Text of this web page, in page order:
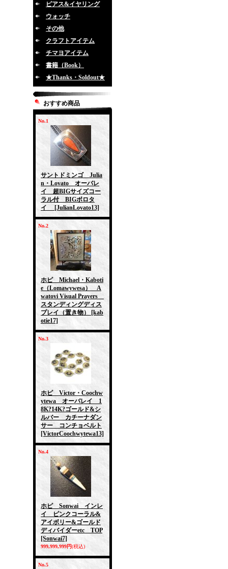
ピアス&イヤリング
ウォッチ
その他
クラフトアイテム
チマヨアイテム
書籍（Book）
★Thanks・Soldout★
おすすめ商品
No.1
サントドミンゴ Julia
n・Lovato オーバレ
イ 超BIGサイズコー
ラル付 BIGボロタ
イ
[JulianLovato13]
No.2
ホピ Michael・Kaboti
e（Lomawywesa） A
watovi Visual Prayers
スタンディングディス
プレイ（置き物）
[kab
otie17]
No.3
ホピ Victor・Coochw
ytewa オーバレイ 1
8K?14K?ゴールド&シ
ルバー カチーナダン
サー コンチョベルト
[VictorCoochwytewa13]
No.4
ホピ Sonwai インレ
イ ピンクコーラル&
アイボリー&ゴールド
ディバイダーetc TOP
[Sonwai7]
999,999,999円(税込)
No.5